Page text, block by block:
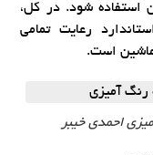
استفاده شود. در کل،
رعایت تمامی
ماشین است.
احمدی خیبر